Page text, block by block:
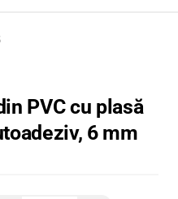
PVC cu plasă
6 mm